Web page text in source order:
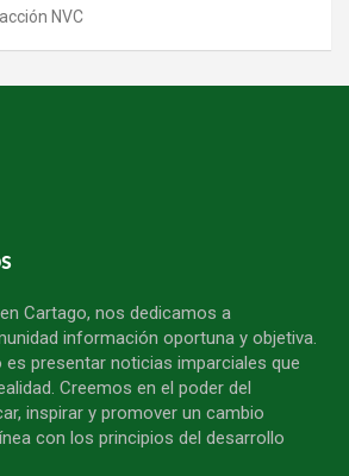
NVC
Cartago, nos dedicamos a
información oportuna y objetiva.
presentar noticias imparciales que
Creemos en el poder del
inspirar y promover un cambio
con los principios del desarrollo